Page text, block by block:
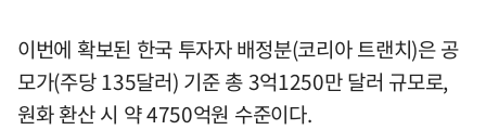
이번에 확보된 한국 투자자 배정분(코리아 트랜치)은 공
모가(주당 135달러) 기준 총 3억1250만 달러 규모로,
원화 환산 시 약 4750억원 수준이다.